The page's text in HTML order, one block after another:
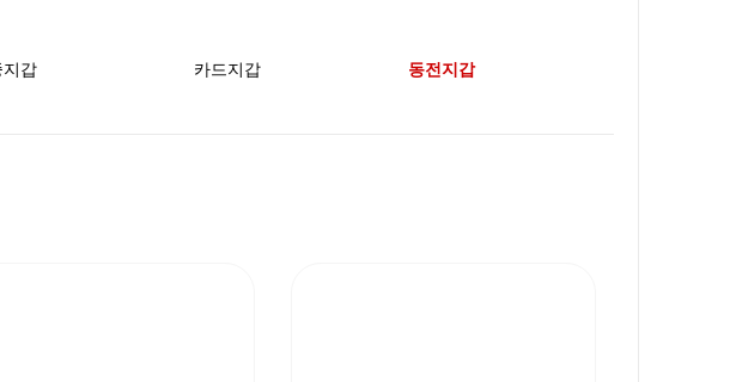
지갑 카드지갑
동전지갑